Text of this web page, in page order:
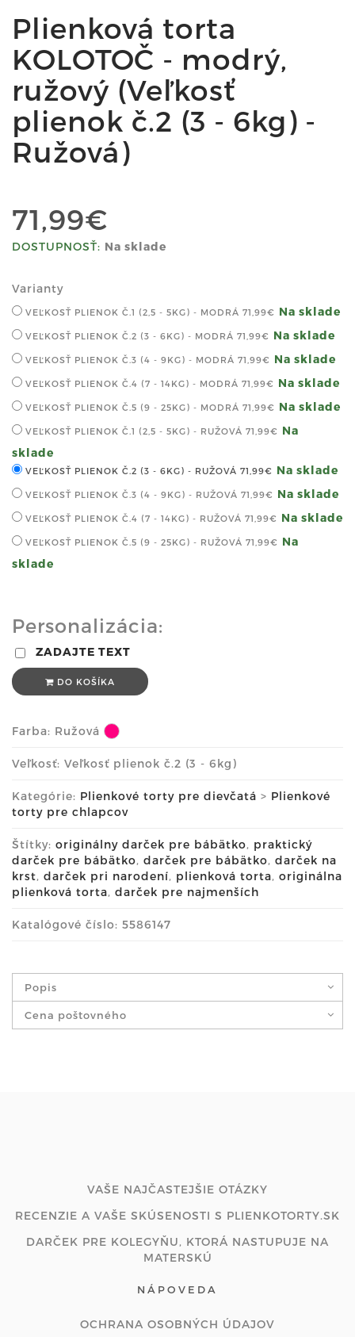
Plienková torta
KOLOTOČ - modrý,
ružový (Veľkosť
plienok č.2 (3 - 6kg) -
Ružová)
71,99€
DOSTUPNOSŤ: Na sklade
Varianty
VEĽKOSŤ PLIENOK Č.1 (2,5 - 5KG) - MODRÁ 71,99€ Na sklade
VEĽKOSŤ PLIENOK Č.2 (3 - 6KG) - MODRÁ 71,99€ Na sklade
VEĽKOSŤ PLIENOK Č.3 (4 - 9KG) - MODRÁ 71,99€ Na sklade
VEĽKOSŤ PLIENOK Č.4 (7 - 14KG) - MODRÁ 71,99€ Na sklade
VEĽKOSŤ PLIENOK Č.5 (9 - 25KG) - MODRÁ 71,99€ Na sklade
VEĽKOSŤ PLIENOK Č.1 (2,5 - 5KG) - RUŽOVÁ 71,99€
Na
sklade
VEĽKOSŤ PLIENOK Č.2 (3 - 6KG) - RUŽOVÁ 71,99€ Na sklade
VEĽKOSŤ PLIENOK Č.3 (4 - 9KG) - RUŽOVÁ 71,99€ Na sklade
VEĽKOSŤ PLIENOK Č.4 (7 - 14KG) - RUŽOVÁ 71,99€ Na sklade
VEĽKOSŤ PLIENOK Č.5 (9 - 25KG) - RUŽOVÁ 71,99€
Na
sklade
Personalizácia:
ZADAJTE TEXT
DO KOŠÍKA
Farba: Ružová
Veľkosť: Veľkosť plienok č.2 (3 - 6kg)
Kategórie: Plienkové torty pre dievčatá > Plienkové
torty pre chlapcov
Štítky: originálny darček pre bábätko, praktický
darček pre bábätko, darček pre bábätko, darček na
krst, darček pri narodení, plienková torta, originálna
plienková torta, darček pre najmenších
Katalógové číslo: 5586147
Popis
Cena poštovného
VAŠE NAJČASTEJŠIE OTÁZKY
RECENZIE A VAŠE SKÚSENOSTI S PLIENKOTORTY.SK
DARČEK PRE KOLEGYŇU, KTORÁ NASTUPUJE NA
MATERSKÚ
NÁPOVEDA
OCHRANA OSOBNÝCH ÚDAJOV